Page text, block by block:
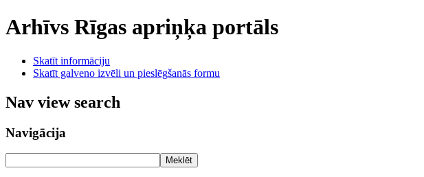
Arhīvs Rīgas apriņķa portāls
Skatīt informāciju
Skatīt galveno izvēli un pieslēgšanās formu
Nav view search
Navigācija
Meklēt